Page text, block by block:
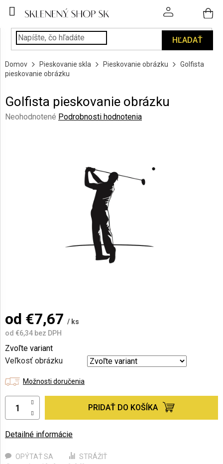
HĽADAŤ
POHÁRE
PODÁVANIE
NÁPOJOV
KUCHYŇA
A
Domov Pieskovanie skla Pieskovanie obrázku
Golfista
pieskovanie obrázku
Golfista pieskovanie obrázku
Priemerné
Neohodnotené Podrobnosti hodnotenia
od €7,67 / ks
od €6,34 bez DPH
Jednotková
cena:
Zvoľte variant
Veľkosť obrázku
Možnosti doručenia
PRIDAŤ DO KOŠÍKA
Detailné informácie
OPÝTAŤ SA STRÁŽIŤ